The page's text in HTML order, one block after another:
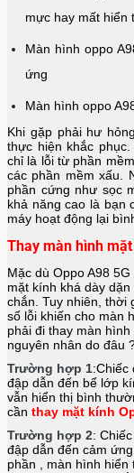
mực hay mất hiển
Màn hình oppo
ứng
Màn hình oppo
Khi gặp phải hư
thực hiện khắc
chỉ là lỗi từ phần
các phần mềm xấu.
phần cứng như sọc
khả năng cao là bạn
máy hoạt động lại
Thay màn hình
Mặc dù Oppo A98
mặt kính khá dày
chắn. Tuy nhiên, thời
số lỗi khiến cho màn
phải đi thay màn
nguyên nhân do đâu
Trường hợp 1:Chiếc
đập dẫn đến bể lớp
vẫn hiển thị bình
cần thay mặt kính
Trường hợp 2:
đập dẫn đến cảm
phần , màn hình hiển